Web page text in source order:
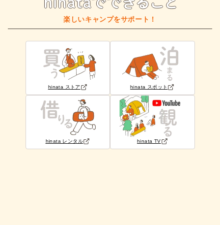
楽しいキャンプをサポート！
hinata ストア hinata スポット
hinata レンタル hinata TV